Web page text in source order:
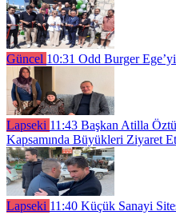
Güncel 10:31 Odd Burger
Lapseki 11:43 Başkan Atilla
Kapsamında Büyükleri Ziyaret
Lapseki 11:40 Küçük Sanayi